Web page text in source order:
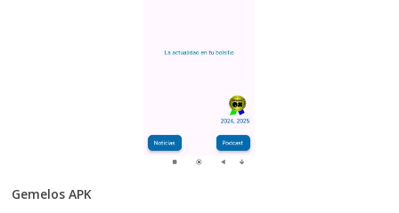
Gemelos APK